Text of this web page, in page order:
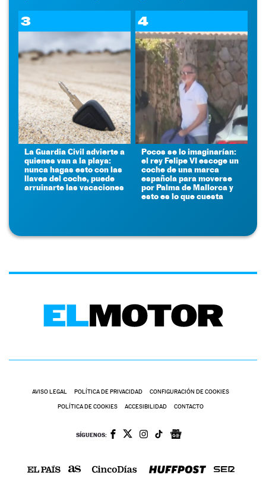
3
La Guardia Civil advierte a
quienes van a la playa:
nunca hagas esto con las
llaves del coche, puede
arruinarte las vacaciones
4
Pocos se lo imaginarían:
el rey Felipe VI escoge un
coche de una marca
española para moverse
por Palma de Mallorca y
esto es lo que cuesta
AVISO LEGAL POLÍTICA DE PRIVACIDAD CONFIGURACIÓN DE COOKIES
POLÍTICA DE COOKIES ACCESIBILIDAD CONTACTO
SÍGUENOS: